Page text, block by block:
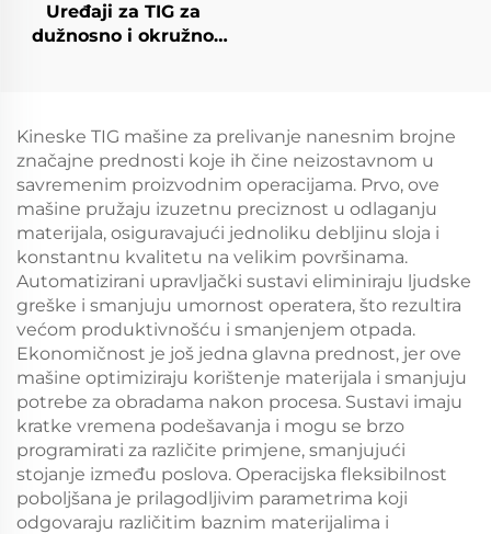
Uređaji za TIG za
dužnosno i okružno
Kineske TIG mašine za prelivanje nanesnim brojne
značajne prednosti koje ih čine neizostavnom u
savremenim proizvodnim operacijama. Prvo, ove
mašine pružaju izuzetnu preciznost u odlaganju
materijala, osiguravajući jednoliku debljinu sloja i
konstantnu kvalitetu na velikim površinama.
Automatizirani upravljački sustavi eliminiraju ljudske
greške i smanjuju umornost operatera, što rezultira
većom produktivnošću i smanjenjem otpada.
Ekonomičnost je još jedna glavna prednost, jer ove
mašine optimiziraju korištenje materijala i smanjuju
potrebe za obradama nakon procesa. Sustavi imaju
kratke vremena podešavanja i mogu se brzo
programirati za različite primjene, smanjujući
stojanje između poslova. Operacijska fleksibilnost
poboljšana je prilagodljivim parametrima koji
odgovaraju različitim baznim materijalima i